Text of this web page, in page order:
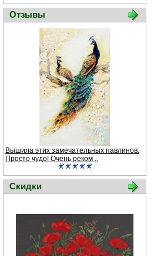
Отзывы
Вышила этих замечательных павлинов.
Просто чудо! Очень реком ..
Скидки